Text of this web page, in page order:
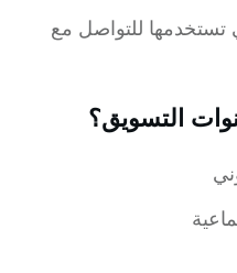
للتواصل مع
التسويق؟